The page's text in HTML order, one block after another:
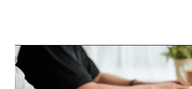
상생의 한림
주요 성과